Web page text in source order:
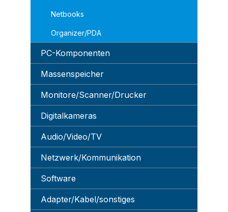
Netbooks
Organizer/PDA
PC-Komponenten
Massenspeicher
Monitore/Scanner/Drucker
Digitalkameras
Audio/Video/TV
Netzwerk/Kommunikation
Software
Adapter/Kabel/sonstiges